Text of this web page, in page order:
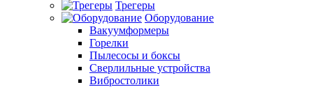
Трегеры
Оборудование
Вакуумформеры
Горелки
Пылесосы и боксы
Сверлильные устройства
Вибростолики